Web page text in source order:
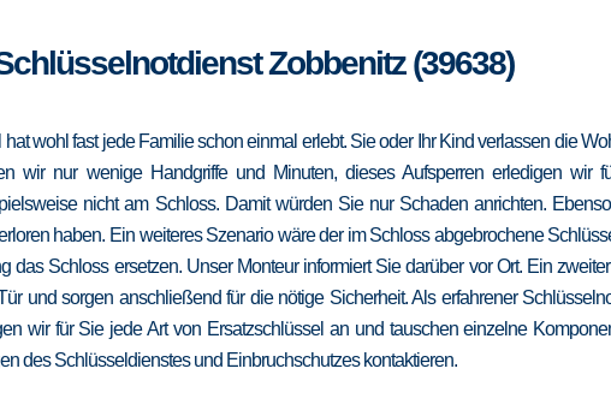
Zobbenitz (39638)
wohl fast jede Familie schon einmal erlebt. Sie oder Ihr Kind verlassen die
wir nur wenige Handgriffe und Minuten, dieses Aufsperren erledigen wir
nicht am Schloss. Damit würden Sie nur Schaden anrichten.
haben. Ein weiteres Szenario wäre der im Schloss abgebrochene
Schloss ersetzen. Unser Monteur informiert Sie darüber vor Ort. Ein
und sorgen anschließend für die nötige Sicherheit. Als erfahrener
wir für Sie jede Art von Ersatzschlüssel an und tauschen einzelne
des Schlüsseldienstes und Einbruchschutzes kontaktieren.